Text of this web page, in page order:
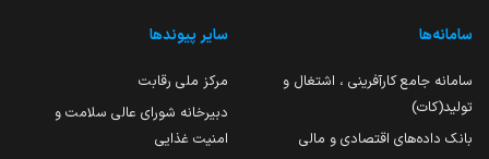
سامانه‌ها
سامانه جامع کارآفرینی ، اشتغال و
تولید(کات)
بانک داده‌های اقتصادی و مالی
سایر پیوندها
مرکز ملی رقابت
دبیرخانه شورای عالی سلامت و
امنیت غذایی